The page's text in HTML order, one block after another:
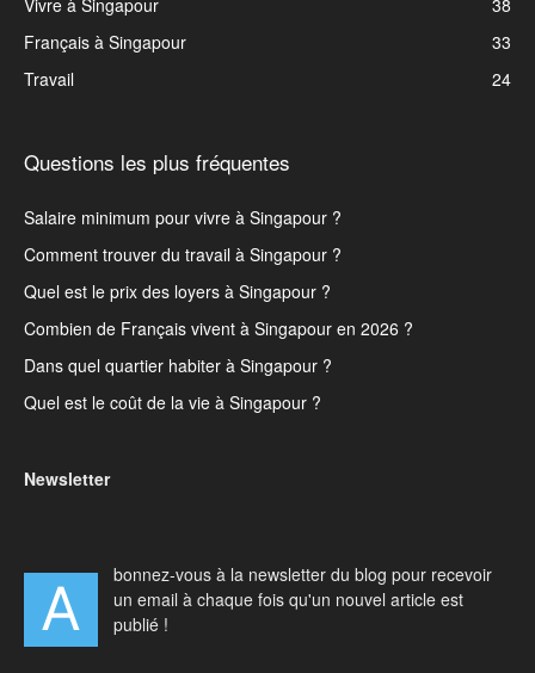
Vivre à Singapour
38
Français à Singapour
33
Travail
24
Questions les plus fréquentes
Salaire minimum pour vivre à Singapour ?
Comment trouver du travail à Singapour ?
Quel est le prix des loyers à Singapour ?
Combien de Français vivent à Singapour en 2026 ?
Dans quel quartier habiter à Singapour ?
Quel est le coût de la vie à Singapour ?
Newsletter
A
bonnez-vous à la newsletter du blog pour recevoir
un email à chaque fois qu'un nouvel article est
publié !